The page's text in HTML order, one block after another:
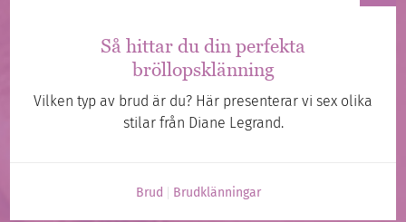
Så hittar du din perfekta
bröllopsklänning
Vilken typ av brud är du? Här presenterar vi sex olika
stilar från Diane Legrand.
Brud Brudklänningar